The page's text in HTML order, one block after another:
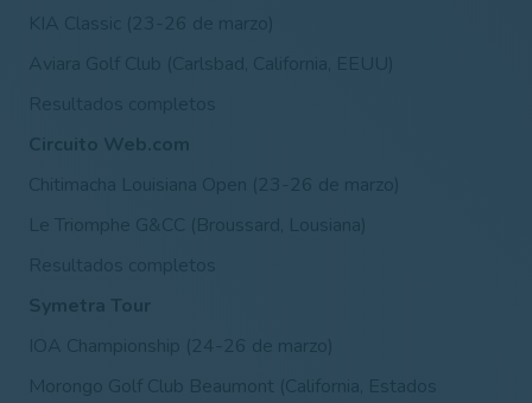
KIA Classic (23-26 de marzo)
Aviara Golf Club (Carlsbad, California, EEUU)
Circuito Web.com
Chitimacha Louisiana Open (23-26 de marzo)
Le Triomphe G&CC (Broussard, Lousiana)
Symetra Tour
IOA Championship (24-26 de marzo)
Morongo Golf Club Beaumont (California , Estados